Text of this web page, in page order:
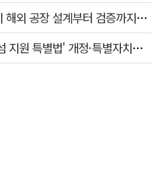
인공지능으로 2차전지 해외 공장 설계부터 검증까지…경북도·포항시 플랫폼 개발 착수
울릉군, 신안군과 '먼섬 지원 특별법' 개정·특별자치군 제정 논의